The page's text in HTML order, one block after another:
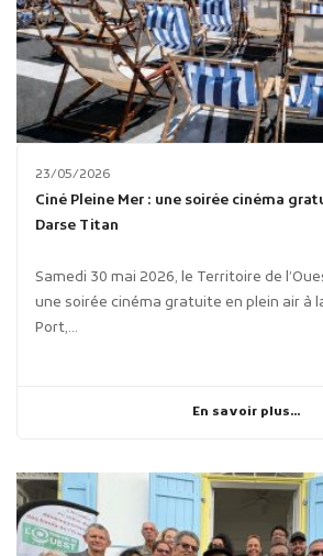
Marchés publics
Projets financés par l'Europe
Plans d'accès
23/05/2026
Ciné Pleine Mer : une soirée cinéma
Darse Titan
Samedi 30 mai 2026, le Territoire de
une soirée cinéma gratuite en plein air à
Port,...
En savoir plus...